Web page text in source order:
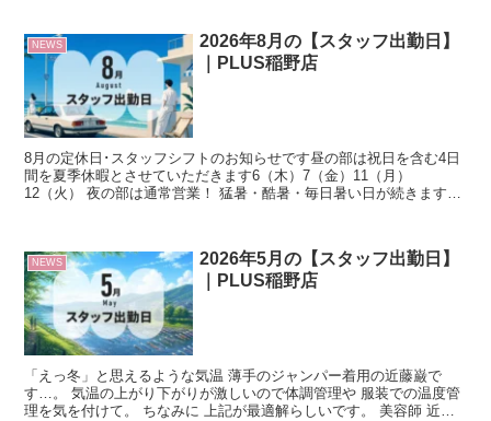
NEWS
2026年8月の【スタッフ出勤日】
｜PLUS稲野店
8月の定休日･スタッフシフトのお知らせです⁡昼の部は祝日を含む4日
間を夏季休暇とさせていただきます6（木）7（金）11（月）
12（火） 夜の部は通常営業！ 猛暑・酷暑・毎日暑い日が続きます熱
NEWS
2026年5月の【スタッフ出勤日】
｜PLUS稲野店
「えっ冬」と思えるような気温 薄手のジャンパー着用の近藤巌で
す…。 気温の上がり下がりが激しいので体調管理や 服装での温度管
理を気を付けて。 ちなみに 上記が最適解らしいです。 美容師 近藤